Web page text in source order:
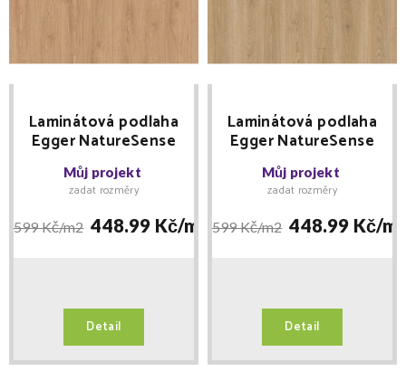
Laminátová podlaha
Egger NatureSense
Aqua Classic 33 Jasan
Avio přírodní EL2242
Můj projekt
zadat rozměry
599 Kč/m2 448.99 Kč/m2
Detail
Laminátová podlaha
Egger NatureSense
Aqua Classic 33 Dub
Treviso přírodní
EL2181
Můj projekt
zadat rozměry
599 Kč/m2 448.99 Kč/
Detail